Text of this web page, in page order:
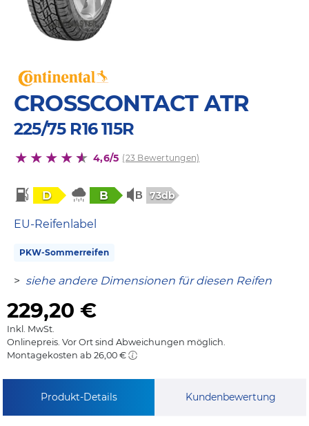
CROSSCONTACT ATR
225/75 R16 115R
4,6/5 (23 Bewertungen)
D B 73db
EU-Reifenlabel
PKW-Sommerreifen
> siehe andere Dimensionen für diesen Reifen
229,20 €
Inkl. MwSt.
Onlinepreis. Vor Ort sind Abweichungen möglich.
Montagekosten ab 26,00 €
Produkt-Details Kundenbewertung